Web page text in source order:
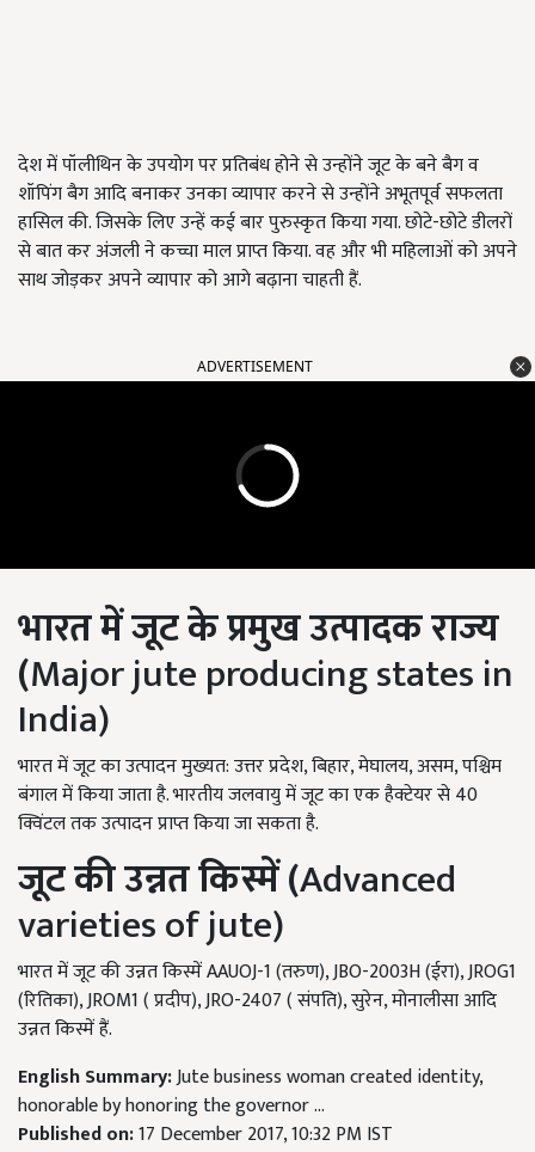
देश में पॉलीथिन के उपयोग पर प्रतिबंध होने से उन्होंने जूट के बने बैग व
शॉपिंग बैग आदि बनाकर उनका व्यापार करने से उन्होंने अभूतपूर्व सफलता
हासिल की. जिसके लिए उन्हें कई बार पुरुस्कृत किया गया. छोटे-छोटे डीलरों
से बात कर अंजली ने कच्चा माल प्राप्त किया. वह और भी महिलाओं को अपने
साथ जोड़कर अपने व्यापार को आगे बढ़ाना चाहती हैं.
ADVERTISEMENT
भारत में जूट के प्रमुख उत्पादक राज्य
(Major jute producing states in
India)
भारत में जूट का उत्पादन मुख्यत: उत्तर प्रदेश, बिहार, मेघालय, असम, पश्चिम
बंगाल में किया जाता है. भारतीय जलवायु में जूट का एक हैक्टेयर से 40
क्विंटल तक उत्पादन प्राप्त किया जा सकता है.
जूट की उन्नत किस्में (Advanced
varieties of jute)
भारत में जूट की उन्नत किस्में AAUOJ-1 (तरुण), JBO-2003H (ईरा), JROG1
(रितिका), JROM1 ( प्रदीप), JRO-2407 ( संपति), सुरेन, मोनालीसा आदि
उन्नत किस्में हैं.
English Summary:Jute business woman created identity,
honorable by honoring the governor ...
Published on:17 December 2017, 10:32 PM IST